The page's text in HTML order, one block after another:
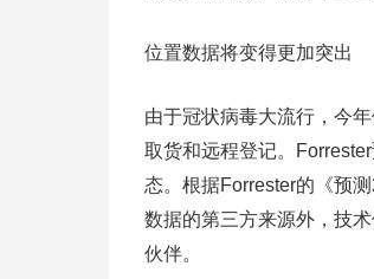
位置数据将变得更加突出
由于冠状病毒大流行，今
取货和远程登记。
态。根据Forrester的《预
数据的第三方来源外，技
伙伴。